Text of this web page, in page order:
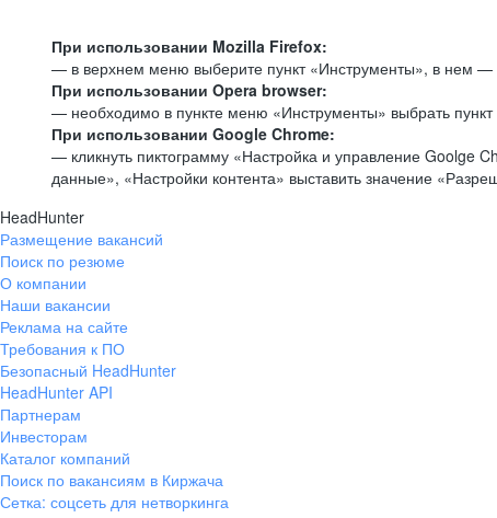
При использовании Mozilla Firefox:
— в верхнем меню выберите пункт «Инструменты», в нем —
При использовании Opera browser:
— необходимо в пункте меню «Инструменты» выбрать
При использовании Google Chrome:
— кликнуть пиктограмму «Настройка и управление Goolge
данные», «Настройки контента» выставить значение
HeadHunter
Размещение вакансий
Поиск по резюме
О компании
Наши вакансии
Реклама на сайте
Требования к ПО
Безопасный HeadHunter
HeadHunter API
Партнерам
Инвесторам
Каталог компаний
Поиск по вакансиям в Киржача
Сетка: соцсеть для нетворкинга